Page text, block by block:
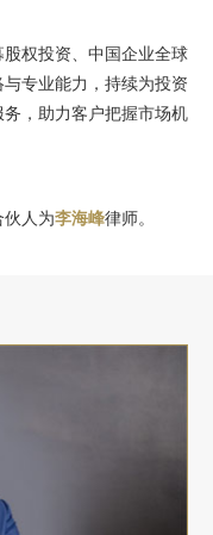
权投资、中国企业全球
专业能力，持续为投资
，助力客户把握市场机
伙人为李海峰律师。